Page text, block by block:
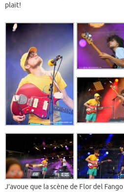
plait!
J’avoue que la scène de Flor del